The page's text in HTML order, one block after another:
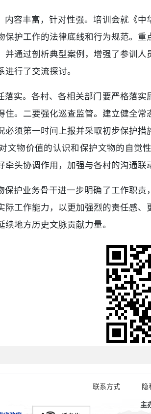
内容丰富，针对性强。培训会就《
保护工作的法律底线和行为规范。
并通过剖析典型案例，增强了参训
行了交流探讨。
落实。各村、各相关部门要严格落
住。二要强化巡查监管。建立健全
必须第一时间上报并采取初步保护
文物价值的认识和保护文物的自觉
牵头协调作用，加强与各村的沟通联
保护业务骨干进一步明确了工作职
际工作能力，以更加强烈的责任感
地方历史文脉贡献力量。
联系方式 隐
主